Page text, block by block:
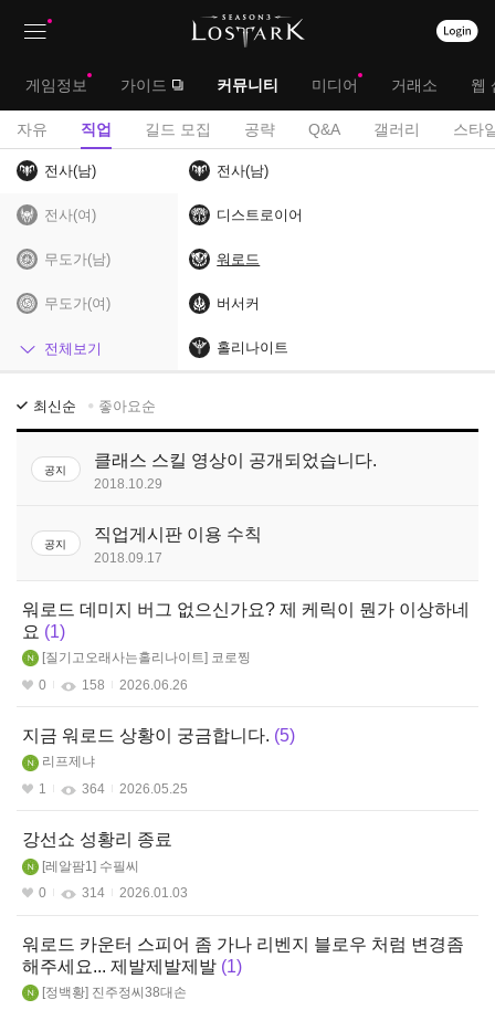
대
메
뉴
게임정보 가이드 커뮤니티 미디어 거래소 웹
서
브
자유 직업 길드 모집 공략 Q&A 갤러리 스타
전사(남) 전사(남)
디스트로이어
워로드
버서커
홀리나이트
전사(여)
무도가(남)
무도가(여)
헌터(남)
마법사
암살자
스페셜리스트(여)
가디언나이트
전체보기
직
업
시
최신순 좋아요순
공지 클래스 스킬 영상이 공개되었습니다.
2018.10.29
공지 직업게시판 이용 수칙
2018.09.17
워로드 데미지 버그 없으신가요? 제 케릭이 뭔가 이상하네
요
1
질기고오래사는홀리나이트 코로찡
0
158 2026.06.26
지금 워로드 상황이 궁금합니다. 5
리프제냐
1
364 2026.05.25
강선쇼 성황리 종료
레알팜1
수필씨
0
314 2026.01.03
워로드 카운터 스피어 좀 가나 리벤지 블로우 처럼 변경좀
해주세요... 제발제발제발 1
정백황 진주정씨38대손